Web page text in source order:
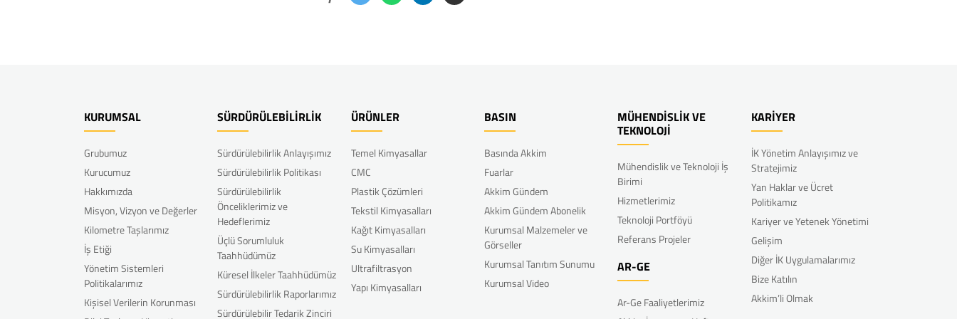
KURUMSAL
Grubumuz
Kurucumuz
Hakkımızda
Misyon, Vizyon ve Değerler
Kilometre Taşlarımız
İş Etiği
Yönetim Sistemleri
Politikalarımız
Kişisel Verilerin Korunması
SÜRDÜRÜLEBİLİRLİK
Sürdürülebilirlik Anlayışımız
Sürdürülebilirlik Politikası
Sürdürülebilirlik
Önceliklerimiz ve
Hedeflerimiz
Üçlü Sorumluluk
Taahhüdümüz
Küresel İlkeler Taahhüdümüz
Sürdürülebilirlik Raporlarımız
Sürdürülebilir Tedarik Zinciri
ÜRÜNLER
Temel Kimyasallar
CMC
Plastik Çözümleri
Tekstil Kimyasalları
Kağıt Kimyasalları
Su Kimyasalları
Ultrafiltrasyon
Yapı Kimyasalları
BASIN
Basında Akkim
Fuarlar
Akkim Gündem
Akkim Gündem Abonelik
Kurumsal Malzemeler ve
Görseller
Kurumsal Tanıtım Sunumu
Kurumsal Video
MÜHENDİSLİK VE
TEKNOLOJİ
Mühendislik ve Teknoloji İş
Birimi
Hizmetlerimiz
Teknoloji Portföyü
Referans Projeler
AR-GE
Ar-Ge Faaliyetlerimiz
KARİYER
İK Yönetim Anlayışımız ve
Stratejimiz
Yan Haklar ve Ücret
Politikamız
Kariyer ve Yetenek Yönetimi
Gelişim
Diğer İK Uygulamalarımız
Bize Katılın
Akkim’li Olmak